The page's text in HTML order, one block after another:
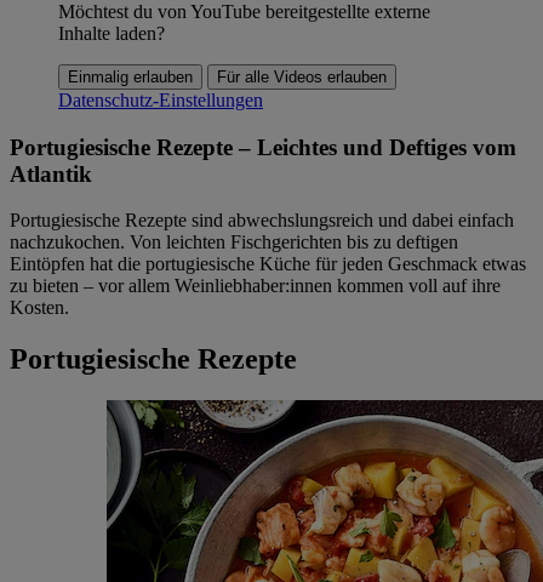
Möchtest du von YouTube bereitgestellte externe
Inhalte laden?
Einmalig erlauben Für alle Videos erlauben
Datenschutz-Einstellungen
Portugiesische Rezepte – Leichtes und Deftiges vom
Atlantik
Portugiesische Rezepte sind abwechslungsreich und dabei einfach
nachzukochen. Von leichten Fischgerichten bis zu deftigen
Eintöpfen hat die portugiesische Küche für jeden Geschmack etwas
zu bieten – vor allem Weinliebhaber:innen kommen voll auf ihre
Kosten.
Portugiesische Rezepte